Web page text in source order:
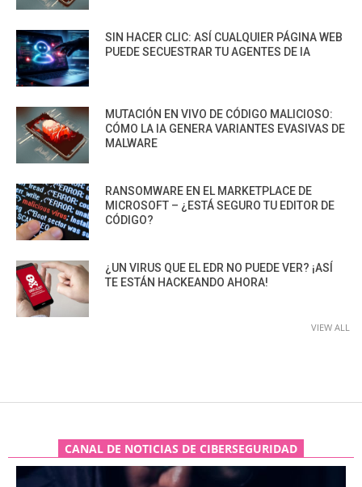
SIN HACER CLIC: ASÍ CUALQUIER PÁGINA WEB
PUEDE SECUESTRAR TU AGENTES DE IA
MUTACIÓN EN VIVO DE CÓDIGO MALICIOSO:
CÓMO LA IA GENERA VARIANTES EVASIVAS DE
MALWARE
RANSOMWARE EN EL MARKETPLACE DE
MICROSOFT – ¿ESTÁ SEGURO TU EDITOR DE
CÓDIGO?
¿UN VIRUS QUE EL EDR NO PUEDE VER? ¡ASÍ
TE ESTÁN HACKEANDO AHORA!
VIEW ALL
CANAL DE NOTICIAS DE CIBERSEGURIDAD